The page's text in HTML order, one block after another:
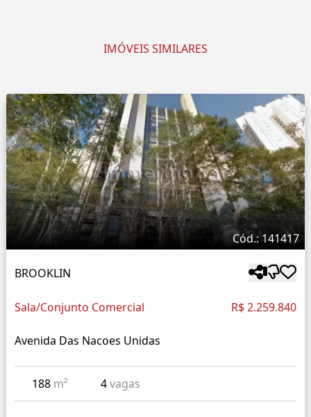
IMÓVEIS SIMILARES
Cód.: 141417
BROOKLIN
Sala/Conjunto Comercial R$ 2.259.840
Avenida Das Nacoes Unidas
188 m² 4vagas